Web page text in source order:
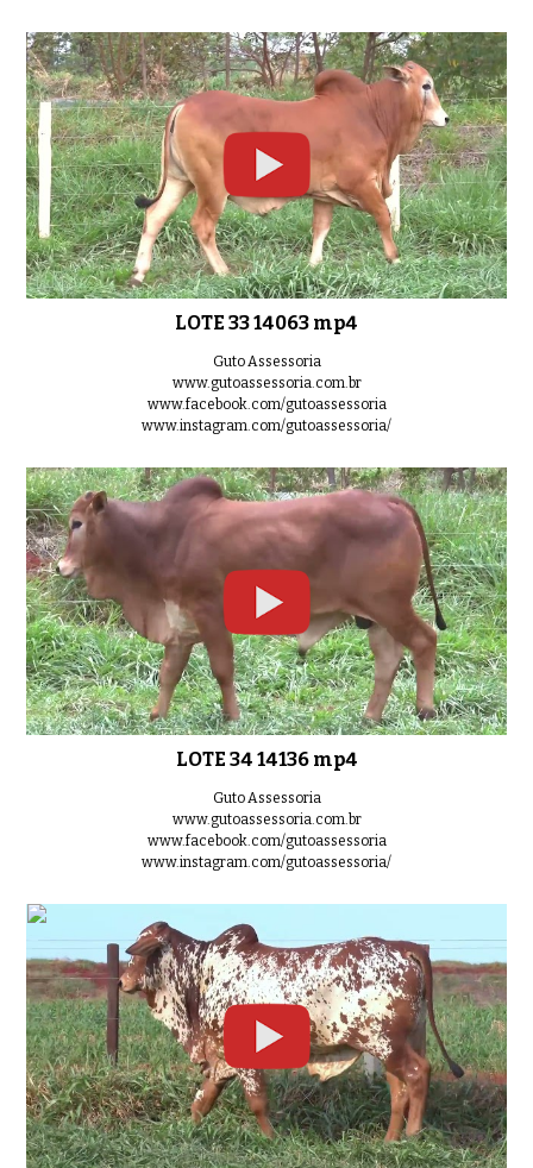
LOTE 33 14063 mp4
Guto Assessoria
www.gutoassessoria.com.br
www.facebook.com/gutoassessoria
www.instagram.com/gutoassessoria/
LOTE 34 14136 mp4
Guto Assessoria
www.gutoassessoria.com.br
www.facebook.com/gutoassessoria
www.instagram.com/gutoassessoria/